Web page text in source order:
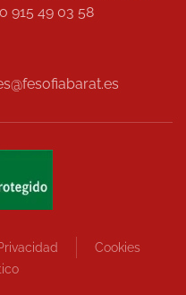
915 49 03 58
Cookies